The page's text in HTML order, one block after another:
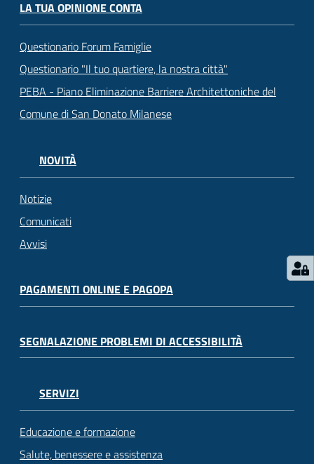
LA TUA OPINIONE CONTA
Questionario Forum Famiglie
Questionario "Il tuo quartiere, la nostra città"
PEBA - Piano Eliminazione Barriere Architettoniche del
Comune di San Donato Milanese
NOVITÀ
Notizie
Comunicati
Avvisi
PAGAMENTI ONLINE E PAGOPA
SEGNALAZIONE PROBLEMI DI ACCESSIBILITÀ
SERVIZI
Educazione e formazione
Salute, benessere e assistenza